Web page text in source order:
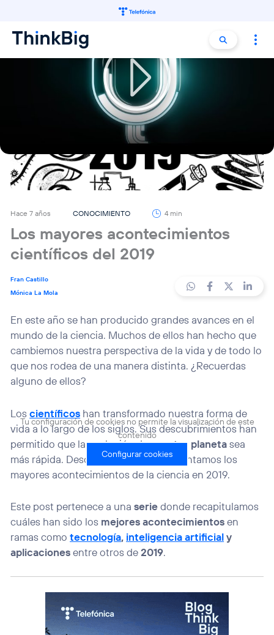
Buscar
Hace 7 años CONOCIMIENTO 4 min
Los mayores acontecimientos
científicos del 2019
Fran Castillo
Mónica La Mola
En este año se han producido grandes avances en el
mundo de la ciencia. Muchos de ellos han hecho que
cambiemos nuestra perspectiva de la vida y de todo lo
que nos rodea de una manera distinta. ¿Recuerdas
alguno de ellos?
Loscientíficos han transformado nuestra forma de
vida a lo largo de los siglos. Sus descubrimientos han
permitido que la evolución denuestro planetasea
más rápida. Desde
BlogThinkBigte contamos los
mayores acontecimientos de la ciencia en 2019.
Este post pertenece a unaseriedonde recapitulamos
cuáles han sido los mejores acontecimientosen
ramas comotecnología, inteligencia artificialy
aplicacionesentre otros de2019.
Tu configuración de cookies no permite la visualización de este
contenido
Configurar cookies